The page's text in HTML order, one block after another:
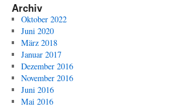
Archiv
Oktober 2022
Juni 2020
März 2018
Januar 2017
Dezember 2016
November 2016
Juni 2016
Mai 2016